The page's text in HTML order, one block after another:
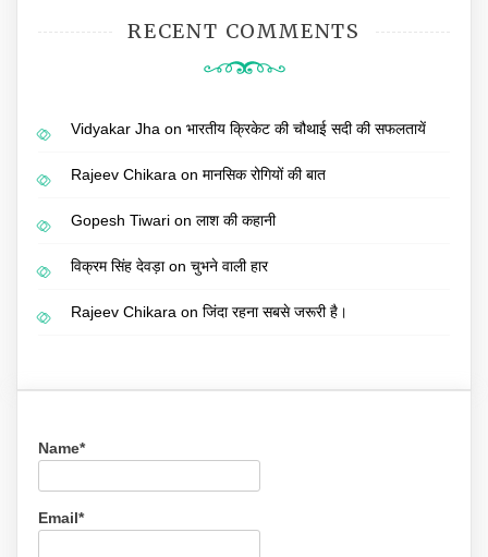
RECENT COMMENTS
Vidyakar Jha on भारतीय क्रिकेट की चौथाई सदी की सफलतायें
Rajeev Chikara on मानसिक रोगियों की बात
Gopesh Tiwari on लाश की कहानी
विक्रम सिंह देवड़ाon चुभने वाली हार
Rajeev Chikara on जिंदा रहना सबसे जरूरी है।
Name*
Email*